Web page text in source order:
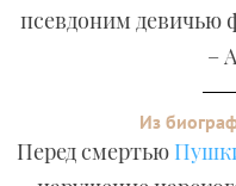
псевдоним девичью
–
Из
Перед смертью